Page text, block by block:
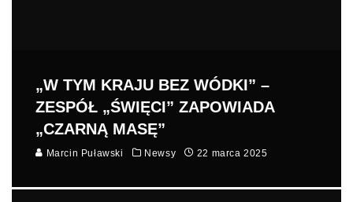
„W TYM KRAJU BEZ WÓDKI” –
ZESPÓŁ „ŚWIĘCI” ZAPOWIADA
„CZARNĄ MASĘ”
Marcin Puławski Newsy 22 marca 2025